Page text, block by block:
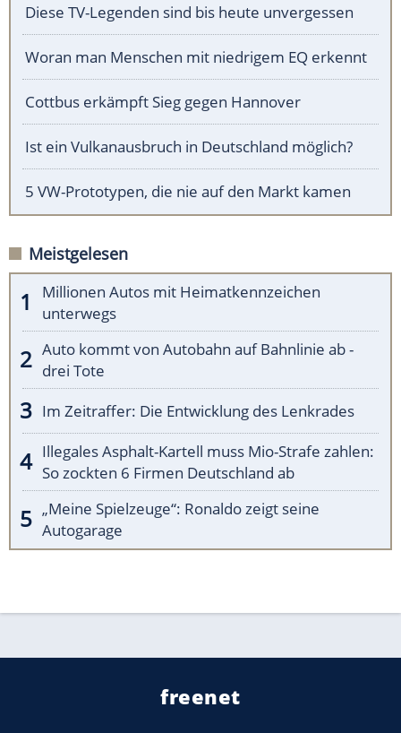
Diese TV-Legenden sind bis heute unvergessen
Woran man Menschen mit niedrigem EQ erkennt
Cottbus erkämpft Sieg gegen Hannover
Ist ein Vulkanausbruch in Deutschland möglich?
5 VW-Prototypen, die nie auf den Markt kamen
Meistgelesen
Millionen Autos mit Heimatkennzeichen
unterwegs
Auto kommt von Autobahn auf Bahnlinie ab -
drei Tote
Im Zeitraffer: Die Entwicklung des Lenkrades
Illegales Asphalt-Kartell muss Mio-Strafe zahlen:
So zockten 6 Firmen Deutschland ab
„Meine Spielzeuge“: Ronaldo zeigt seine
Autogarage
freenet